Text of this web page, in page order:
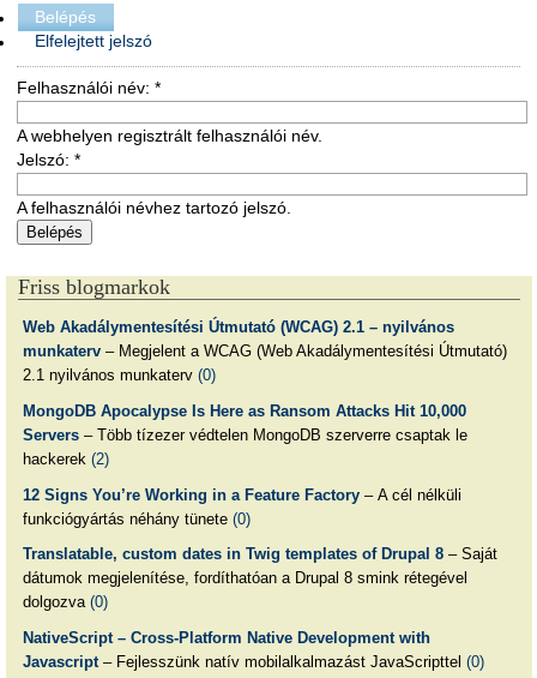
Belépés
Elfelejtett jelszó
Felhasználói név: *
A webhelyen regisztrált felhasználói név.
Jelszó: *
A felhasználói névhez tartozó jelszó.
Friss blogmarkok
Web Akadálymentesítési Útmutató (WCAG) 2.1 – nyilvános
munkaterv– Megjelent a WCAG (Web Akadálymentesítési Útmutató)
2.1 nyilvános munkaterv (0)
MongoDB Apocalypse Is Here as Ransom Attacks Hit 10,000
Servers– Több tízezer védtelen MongoDB szerverre csaptak le
hackerek (2)
12 Signs You’re Working in a Feature Factory– A cél nélküli
funkciógyártás néhány tünete (0)
Translatable, custom dates in Twig templates of Drupal 8– Saját
dátumok megjelenítése, fordíthatóan a Drupal 8 smink rétegével
dolgozva (0)
NativeScript – Cross-Platform Native Development with
Javascript– Fejlesszünk natív mobilalkalmazást JavaScripttel (0)